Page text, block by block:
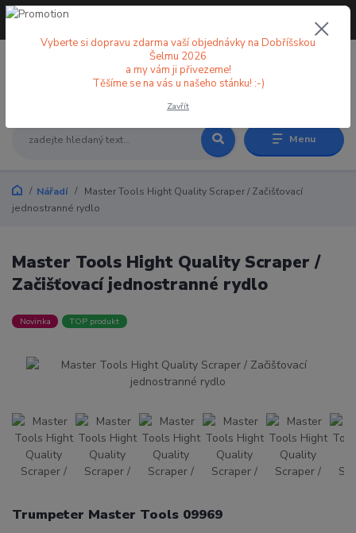
Menu
+420 773 998 582
Nářadí
Master Tools Hight Quality Scraper / Začišťovací
jednostranné rydlo
Master Tools Hight Quality Scraper /
Začišťovací jednostranné rydlo
Novinka TOP produkt
Trumpeter Master Tools 09969
Vyberte si dopravu zdarma vaší objednávky na Dobříšskou
Šelmu 2026
a my vám ji přivezeme!
Těšíme se na vás u našeho stánku! :-)
Zavřít